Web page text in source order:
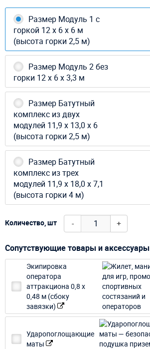
Размер Модуль 1 с
горкой 12 х 6 х 6 м
(высота горки 2,5 м)
Размер Модуль 2 без
горки 12 х 6 х 3,3 м
Размер Батутный
комплекс из двух
модулей 11,9 х 13,0 х 6
(высота горки 2,5 м)
Размер Батутный
комплекс из трех
модулей 11,9 х 18,0 х 7,1
(высота горки 4 м)
Количество, шт - +
Сопутствующие товары и аксессуары
Экипировка
оператора
аттракциона 0,8 х
0,48 м (сбоку
завязки)
Ударопоглощающие
маты